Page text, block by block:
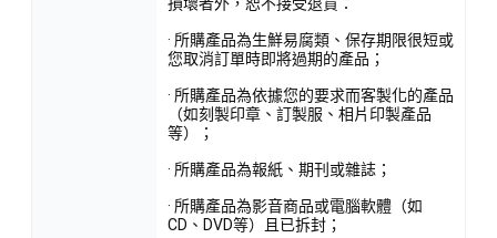
· 所購產品為生鮮易腐類、保存期限很短或
您取消訂單時即將過期的產品；
· 所購產品為依據您的要求而客製化的產品
（如刻製印章、訂製服、相片印製產品
等）；
· 所購產品為報紙、期刊或雜誌；
· 所購產品為影音商品或電腦軟體（如
CD、DVD等）且已拆封；